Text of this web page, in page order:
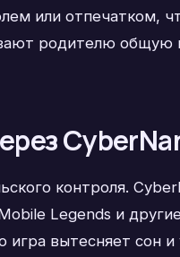
или отпечатком,
родителю общую
контроля.
Legends и
игра вытесняет сон